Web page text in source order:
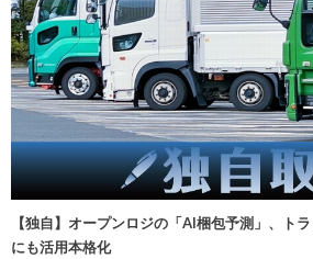
【独自】オープンロジの「AI梱包予測」、ト
にも活用本格化